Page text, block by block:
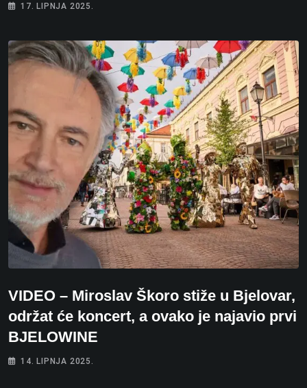
17. LIPNJA 2025.
VIDEO – Miroslav Škoro stiže u Bjelovar,
održat će koncert, a ovako je najavio prvi
BJELOWINE
14. LIPNJA 2025.